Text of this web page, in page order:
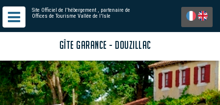
Site Officiel de l'hébergement , partenaire de
Offices de Tourisme Vallée de l'Isle
GÎTE GARANCE - DOUZILLAC